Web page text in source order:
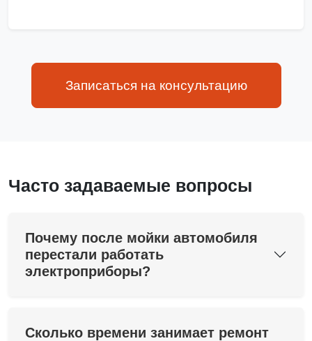
Записаться на консультацию
Часто задаваемые вопросы
Почему после мойки автомобиля
перестали работать
электроприборы?
Сколько времени занимает ремонт